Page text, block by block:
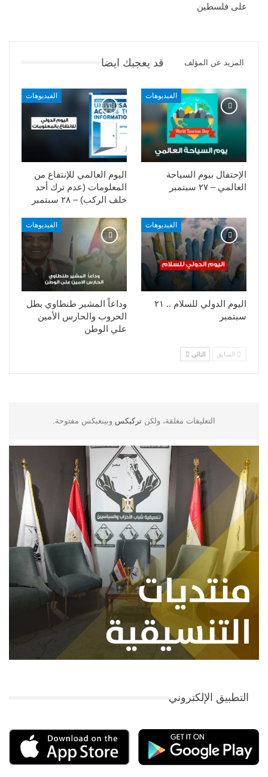
على فلسطين
قد يعجبك ايضا المزيد عن المؤلف
الفيديوهات
اليوم العالمي للإنتفاع من
المعلومات (عدم ترك أحد
خلف الركب) – ٢٨ سبتمبر
الفيديوهات
الإحتفال بيوم السياحة
العالمي – ٢٧ سبتمبر
الفيديوهات
وداعاً المشير طنطاوي بطل
الحروب والحارس الأمين
علي الوطن
الفيديوهات
اليوم الدولي للسلام .. ٢١
سبتمبر
السابق التالي
التعليقات مغلقة، ولكن تركبكس وبينغبكس مفتوحة.
التطبيق الإلكتروني